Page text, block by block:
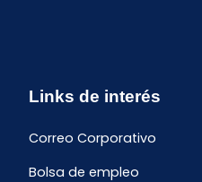
Links de interés
Correo Corporativo
Bolsa de empleo